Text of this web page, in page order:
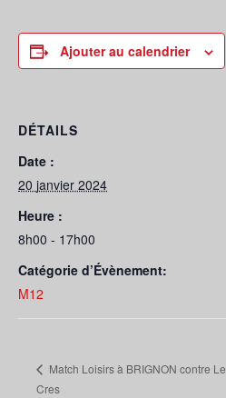
Ajouter au calendrier
DÉTAILS
Date :
20 janvier 2024
Heure :
8h00 - 17h00
Catégorie d’Évènement:
M12
Match Loisirs à BRIGNON contre Le
Cres